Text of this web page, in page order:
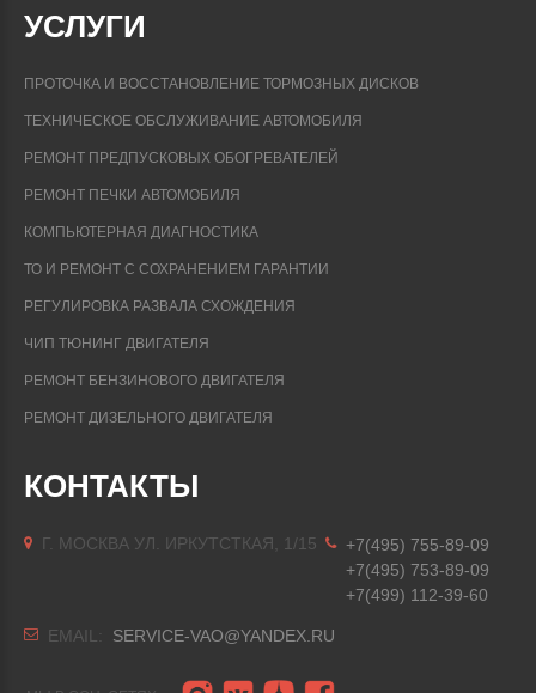
УСЛУГИ
ПРОТОЧКА И ВОССТАНОВЛЕНИЕ ТОРМОЗНЫХ ДИСКОВ
ТЕХНИЧЕСКОЕ ОБСЛУЖИВАНИЕ АВТОМОБИЛЯ
РЕМОНТ ПРЕДПУСКОВЫХ ОБОГРЕВАТЕЛЕЙ
РЕМОНТ ПЕЧКИ АВТОМОБИЛЯ
КОМПЬЮТЕРНАЯ ДИАГНОСТИКА
ТО И РЕМОНТ С СОХРАНЕНИЕМ ГАРАНТИИ
РЕГУЛИРОВКА РАЗВАЛА СХОЖДЕНИЯ
ЧИП ТЮНИНГ ДВИГАТЕЛЯ
РЕМОНТ БЕНЗИНОВОГО ДВИГАТЕЛЯ
РЕМОНТ ДИЗЕЛЬНОГО ДВИГАТЕЛЯ
КОНТАКТЫ
Г. МОСКВА УЛ. ИРКУТСТКАЯ, 1/15
+7(495) 755-89-09
+7(495) 753-89-09
+7(499) 112-39-60
EMAIL: SERVICE-VAO@YANDEX.RU